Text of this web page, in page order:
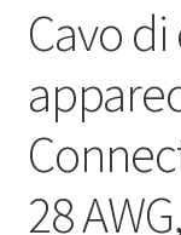
Cavo
28